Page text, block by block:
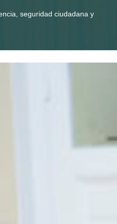
seguridad ciudadana y